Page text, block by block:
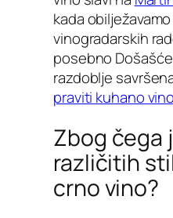
kada
vinogradarskih
posebno
razdoblje
praviti kuhano vino
Zbog čega
različitih
crno vino?